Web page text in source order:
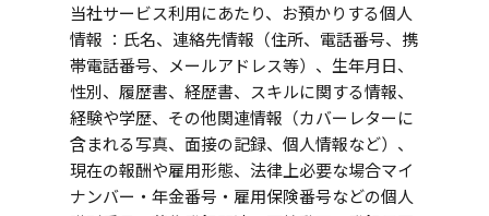
当社サービス利用にあたり、お預かりする個人
情報 ：氏名、連絡先情報（住所、電話番号、携
帯電話番号、メールアドレス等）、生年月日、
性別、履歴書、経歴書、スキルに関する情報、
経験や学歴、その他関連情報（カバーレターに
含まれる写真、面接の記録、個人情報など）、
現在の報酬や雇用形態、法律上必要な場合マイ
ナンバー・年金番号・雇用保険番号などの個人